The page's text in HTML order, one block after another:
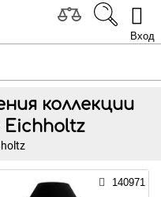
Вход
коллекции
Eichholtz
140971